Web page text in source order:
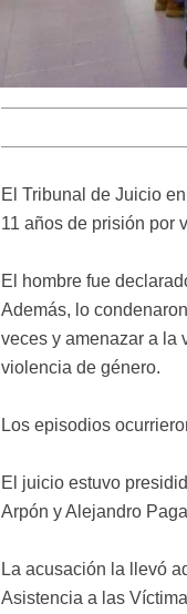
El Tribunal de Juicio
11 años de prisión por
El hombre fue
Además, lo
veces y amenazar a la
violencia de género.
Los episodios
El juicio estuvo
Arpón y Alejandro
La acusación la llevó
Asistencia a las